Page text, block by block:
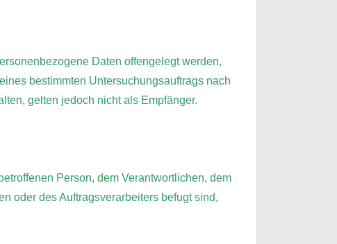
Daten offengelegt werden,
bestimmten Untersuchungsauftrags nach
gelten jedoch nicht als Empfänger.
Person, dem Verantwortlichen, dem
oder des Auftragsverarbeiters befugt sind,